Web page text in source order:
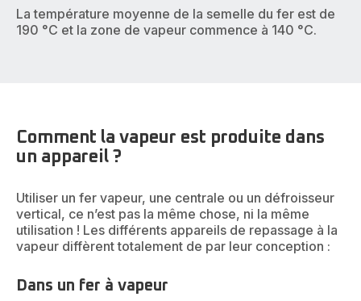
La température moyenne de la semelle du fer est de
190 °C et la zone de vapeur commence à 140 °C.
Comment la vapeur est produite dans
un appareil ?
Utiliser un fer vapeur, une centrale ou un défroisseur
vertical, ce n’est pas la même chose, ni la même
utilisation ! Les différents appareils de repassage à la
vapeur diffèrent totalement de par leur conception :
Dans un fer à vapeur